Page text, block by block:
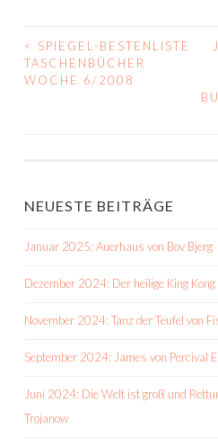
BEITRAGS-
NAVIGATION
<
SPIEGEL-BESTENLISTE
TASCHENBÜCHER
WOCHE 6/2008
NEUESTE BEITRÄGE
Januar 2025: Auerhaus von Bov Bjerg
Dezember 2024: Der heilige King
November 2024: Tanz der Teufel von
September 2024: James von Percival
Juni 2024: Die Welt ist groß und
Trojanow